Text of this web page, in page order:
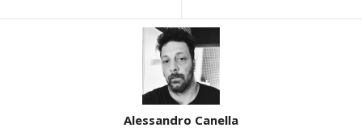
Alessandro Canella